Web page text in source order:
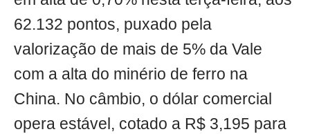
62.132 pontos, puxado pela
valorização de mais de 5% da Vale
com a alta do minério de ferro na
China. No câmbio, o dólar comercial
opera estável, cotado a R$ 3,195 para